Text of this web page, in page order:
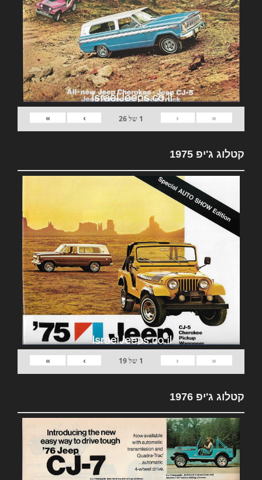
«
‹
1 של26
›
»
קטלוג ג'יפ 1975
«
‹
1 של19
›
»
קטלוג ג'יפ 1976